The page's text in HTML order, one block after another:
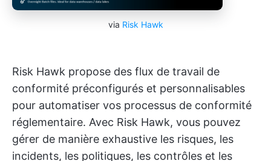
via Risk Hawk
Risk Hawk propose des flux de travail de
conformité préconfigurés et personnalisables
pour automatiser vos processus de conformité
réglementaire. Avec Risk Hawk, vous pouvez
gérer de manière exhaustive les risques, les
incidents, les politiques, les contrôles et les